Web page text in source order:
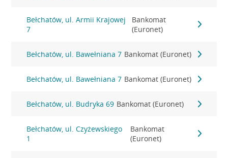
Bełchatów, ul. Armii Krajowej
7
Bankomat
(Euronet)
Bełchatów, ul. Bawełniana 7 Bankomat (Euronet)
Bełchatów, ul. Bawełniana 7 Bankomat (Euronet)
Bełchatów, ul. Budryka 69 Bankomat (Euronet)
Bełchatów, ul. Czyżewskiego
1
Bankomat
(Euronet)